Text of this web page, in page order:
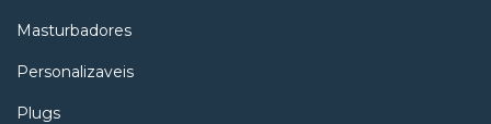
Masturbadores
Personalizaveis
Plugs